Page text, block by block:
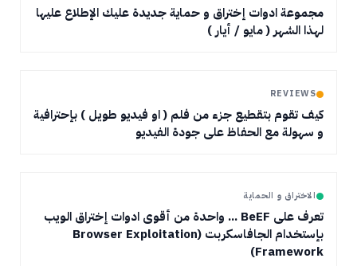
مجموعة ادوات إختراق و حماية جديدة عليك الإطلاع عليها
لهذا الشهر ( مايو / أيار )
REVIEWS
كيف تقوم بتقطيع جزء من فلم ( او فيديو طويل ) بإحترافية
و سهولة مع الحفاظ على جودة الفيديو
الاختراق و الحماية
تعرف على BeEF ... واحدة من أقوى ادوات إختراق الويب
بإستخدام الجافاسكربت (Browser Exploitation
Framework)